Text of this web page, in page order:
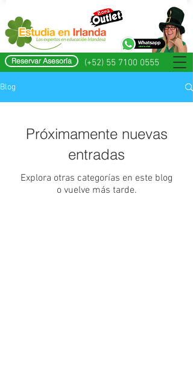
Reservar Asesoría (+52) 55 7100 0555
Blog
Próximamente nuevas
entradas
Explora otras categorías en este blog
o vuelve más tarde.